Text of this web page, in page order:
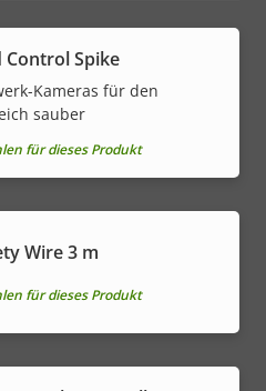
Control Spike
Kameras für den
sauber
für dieses Produkt
Wire 3 m
für dieses Produkt